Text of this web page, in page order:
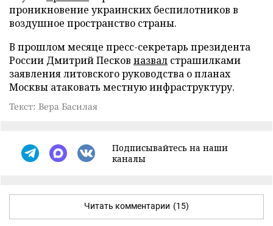
проникновение украинских беспилотников в
воздушное пространство страны.
В прошлом месяце пресс-секретарь президента
России Дмитрий Песков назвал страшилками
заявления литовского руководства о планах
Москвы атаковать местную инфраструктуру.
Текст: Вера Басилая
Подписывайтесь на наши
каналы
Читать комментарии (15)